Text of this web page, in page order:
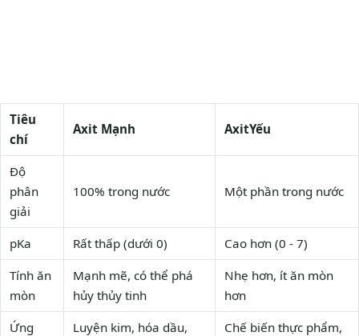
Tiêu
chí
Axit Mạnh AxitYếu
Độ
phân
giải
100% trong nước Một phần trong nước
pKa Rất thấp (dưới 0)
Cao hơn (0 - 7)
Tính ăn
mòn
Mạnh mẽ, có thể phá
hủy thủy tinh
Nhẹ hơn, ít ăn mòn
hơn
Ứng
Luyện kim, hóa dầu,
Chế biến thực phẩm,